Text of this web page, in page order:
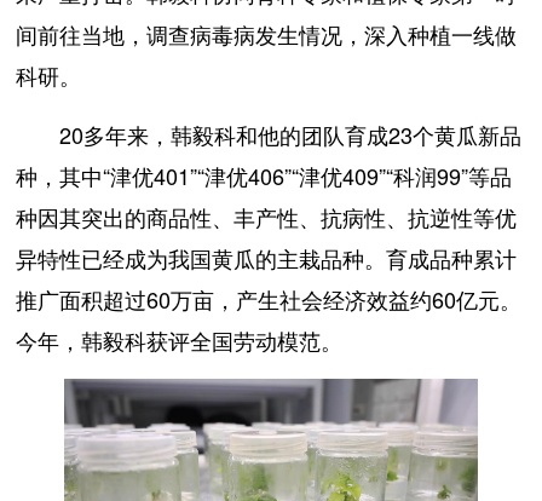
间前往当地，调查病毒病发生情况，深入种植一线做
科研。
20多年来，韩毅科和他的团队育成23个黄瓜新品
种，其中“津优401”“津优406”“津优409”“科润99”等品
种因其突出的商品性、丰产性、抗病性、抗逆性等优
异特性已经成为我国黄瓜的主栽品种。育成品种累计
推广面积超过60万亩，产生社会经济效益约60亿元。
今年，韩毅科获评全国劳动模范。